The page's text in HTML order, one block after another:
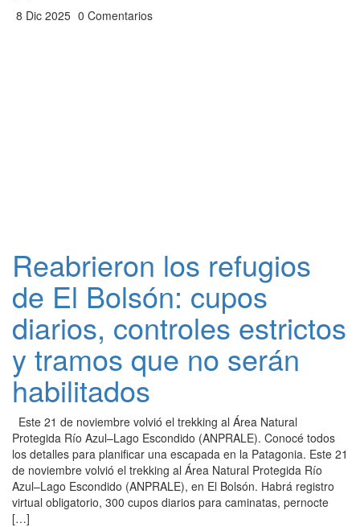
8 Dic 2025 0 Comentarios
Reabrieron los refugios
de El Bolsón: cupos
diarios, controles estrictos
y tramos que no serán
habilitados
Este 21 de noviembre volvió el trekking al Área Natural
Protegida Río Azul–Lago Escondido (ANPRALE). Conocé todos
los detalles para planificar una escapada en la Patagonia. Este 21
de noviembre volvió el trekking al Área Natural Protegida Río
Azul–Lago Escondido (ANPRALE), en El Bolsón. Habrá registro
virtual obligatorio, 300 cupos diarios para caminatas, pernocte
[…]